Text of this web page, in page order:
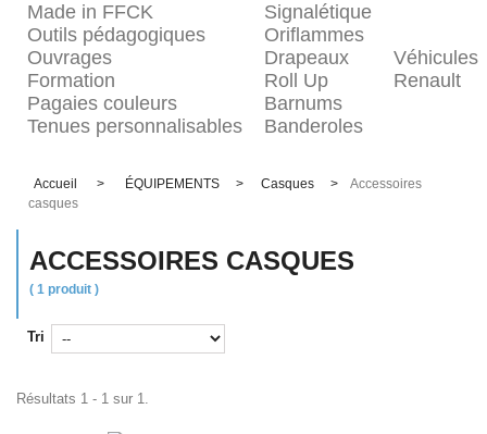
Made in FFCK
Outils pédagogiques
Ouvrages
Formation
Pagaies couleurs
Tenues personnalisables
Signalétique
Oriflammes
Drapeaux
Roll Up
Barnums
Banderoles
Véhicules
Renault
Accueil > ÉQUIPEMENTS > Casques >
Accessoires
casques
ACCESSOIRES CASQUES
( 1 produit )
Tri
Résultats 1 - 1 sur 1.